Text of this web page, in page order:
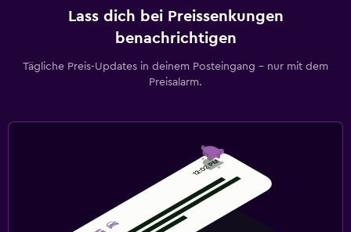
Lass dich bei Preissenkungen
benachrichtigen
Tägliche Preis-Updates in deinem Posteingang – nur mit dem
Preisalarm.